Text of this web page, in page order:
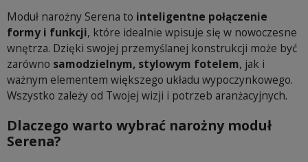
Moduł narożny Serena to inteligentne połączenie
formy i funkcji, które idealnie wpisuje się w nowoczesne
wnętrza. Dzięki swojej przemyślanej konstrukcji może być
zarówno samodzielnym, stylowym fotelem, jak i
ważnym elementem większego układu wypoczynkowego.
Wszystko zależy od Twojej wizji i potrzeb aranżacyjnych.
Dlaczego warto wybrać narożny moduł
Serena?